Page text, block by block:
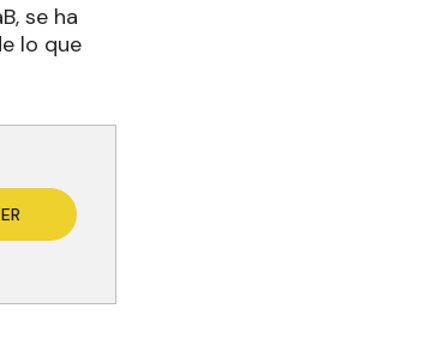
se ha
lo que